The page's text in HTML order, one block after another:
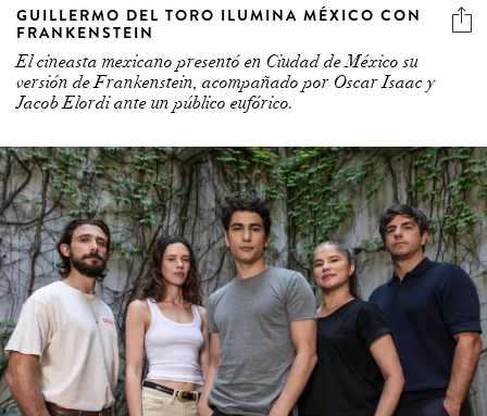
GUILLERMO DEL TORO ILUMINA MÉXICO CON
FRANKENSTEIN
El cineasta mexicano presentó en Ciudad de México su
versión de Frankenstein, acompañado por Oscar Isaac y
Jacob Elordi ante un público eufórico.